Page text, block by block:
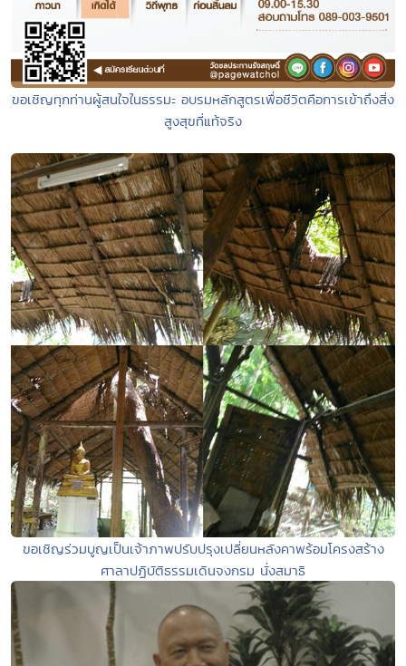
ขอเชิญทุกท่านผู้สนใจในธรรมะ อบรมหลักสูตรเพื่อชีวิตคือการเข้าถึงสิ่ง
สูงสุขที่แท้จริง
ขอเชิญร่วมบูญเป็นเจ้าภาพปรับปรุงเปลี่ยนหลังคาพร้อมโครงสร้าง
ศาลาปฏิบัติธรรมเดินจงกรม นั่งสมาธิ